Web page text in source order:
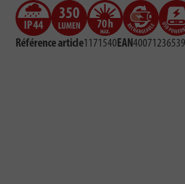
Référence article1171540EAN